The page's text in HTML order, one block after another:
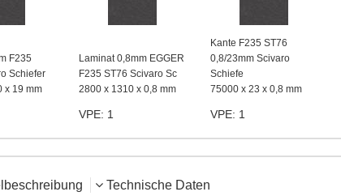
F235
Schiefer
x 19 mm
Laminat 0,8mm EGGER
F235 ST76 Scivaro Sc
2800 x 1310 x 0,8 mm
VPE: 1
Kante F235 ST76
0,8/23mm Scivaro
Schiefe
75000 x 23 x 0,8 mm
VPE: 1
Technische Daten